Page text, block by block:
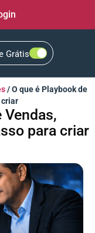
Grátis
/O que é Playbook de
criar
Vendas,
para criar